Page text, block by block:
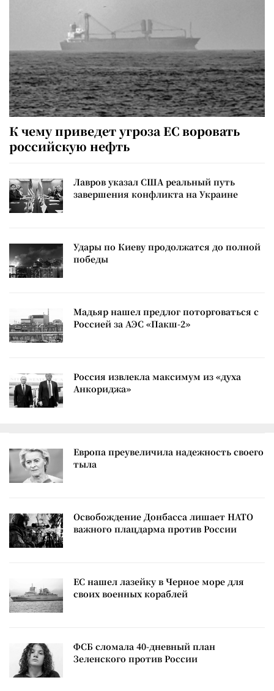
К чему приведет угроза ЕС воровать
российскую нефть
Лавров указал США реальный путь
завершения конфликта на Украине
Удары по Киеву продолжатся до полной
победы
Мадьяр нашел предлог поторговаться с
Россией за АЭС «Пакш-2»
Россия извлекла максимум из «духа
Анкориджа»
Европа преувеличила надежность своего
тыла
Освобождение Донбасса лишает НАТО
важного плацдарма против России
ЕС нашел лазейку в Черное море для
своих военных кораблей
ФСБ сломала 40-дневный план
Зеленского против России